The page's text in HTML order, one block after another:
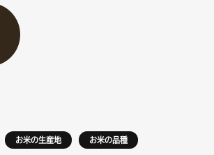
お米の生産地 お米の品種